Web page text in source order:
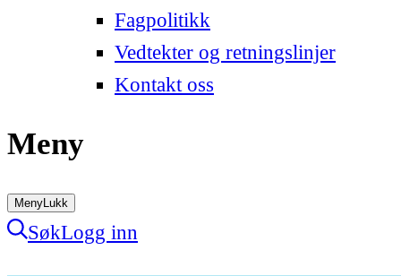
Fagpolitikk
Vedtekter og retningslinjer
Kontakt oss
Meny
MenyLukk
SøkLogg inn